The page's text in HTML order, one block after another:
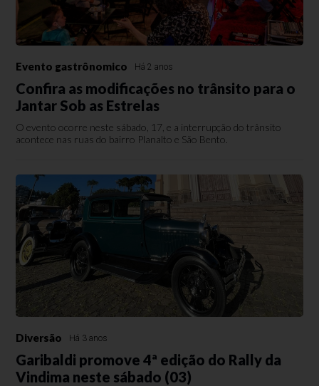
Evento gastrônomico Há 2 anos
Confira as modificações no trânsito para o
Jantar Sob as Estrelas
O evento ocorre neste sábado, 17, e a interrupção do trânsito
acontece nas ruas do bairro Planalto e São Bento.
Diversão Há 3 anos
Garibaldi promove 4ª edição do Rally da
Vindima neste sábado (03)